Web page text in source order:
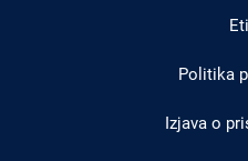
Politika
Izjava o